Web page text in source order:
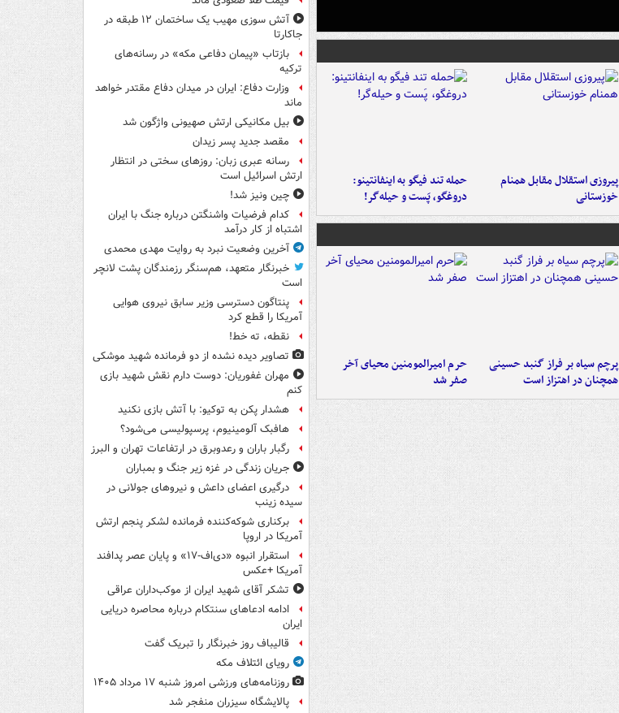
پیروزی استقلال مقابل همنام
خوزستانی
حمله تند فیگو به اینفانتینو:
دروغگو، پَست‌ و حیله‌گر!
پرچم سیاه بر فراز گنبد حسینی
همچنان در اهتزاز است
حرم امیرالمومنین محیای آخر
صفر شد
آتش سوزی مهیب یک ساختمان ۱۲ طبقه در
جاکارتا
بازتاب «پیمان دفاعی مکه» در رسانه‌های
ترکیه
وزارت دفاع: ایران در میدان دفاع مقتدر خواهد
ماند
بیل مکانیکی ارتش صهیونی واژگون شد
مقصد جدید پسر زیدان
رسانه عبری زبان: روزهای سختی در انتظار
ارتش اسرائیل است
چین ونیز شد!
کدام فرضیات واشنگتن درباره جنگ با ایران
اشتباه از کار درآمد
آخرین وضعیت نبرد به روایت مهدی محمدی
خبرنگار متعهد، هم‌سنگر رزمندگان پشت لانچر
است
پنتاگون دسترسی وزیر سابق نیروی هوایی
آمریکا را قطع کرد
نقطه، ته خط!
تصاویر دیده‌ نشده از دو فرمانده شهید موشکی
مهران غفوریان: دوست دارم نقش شهید بازی
کنم
هشدار پکن به توکیو: با آتش بازی نکنید
هافبک آلومینیوم، پرسپولیسی می‌شود؟
رگبار باران و رعدوبرق در ارتفاعات تهران و البرز
جریان زندگی در غزه زیر جنگ و بمباران
درگیری اعضای داعش و نیروهای جولانی در
سیده زینب
برکناری شوکه‌کننده فرمانده لشکر پنجم ارتش
آمریکا در اروپا
استقرار انبوه «دی‌اف‑۱۷» و پایان عصر پدافند
آمریکا +عکس
تشکر آقای شهید ایران از موکب‌داران عراقی
ادامه ادعاهای سنتکام درباره محاصره دریایی
ایران
قالیباف روز خبرنگار را تبریک گفت
رویای ائتلاف مکه
روزنامه‌های ورزشی امروز ‌شنبه ۱۷ مرداد ۱۴۰۵
پالایشگاه سیزران منفجر شد